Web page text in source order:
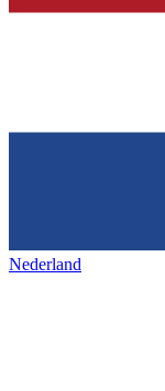
Nederland